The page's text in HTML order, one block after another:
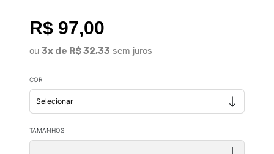
R$ 97,00
ou 3x de R$ 32,33 sem juros
COR
TAMANHOS